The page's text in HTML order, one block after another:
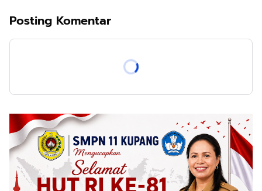
Posting Komentar